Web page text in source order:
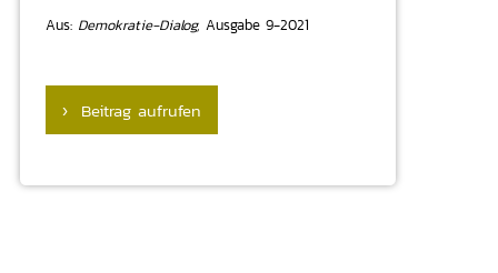
Aus: Demokratie-Dialog, Ausgabe 9-2021
› Beitrag aufrufen